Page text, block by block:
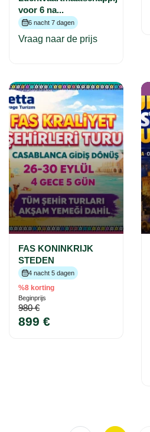
voor 6 na...
6 nacht 7 dagen
Vraag naar de prijs
FAS KONINKRIJK
STEDEN
4 nacht 5 dagen
%8 korting
Beginprijs
980 €
899 €